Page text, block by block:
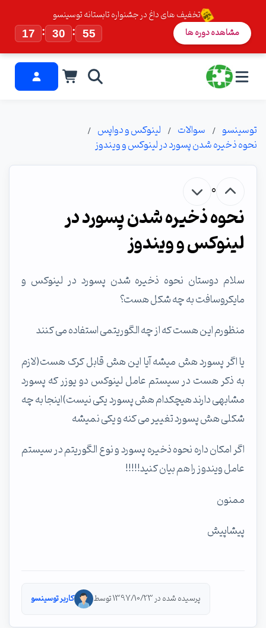
تخفیف های داغ در جشنواره تابستانه توسینسو
17
: 30 : 54 مشاهده دوره ها
توسینسو سوالات
لینوکس و دواپس
نحوه ذخیره شدن پسورد در لینوکس و ویندوز
0
نحوه ذخیره شدن پسورد در
لینوکس و ویندوز
سلام دوستان نحوه ذخیره شدن پسورد در لینوکس و
مایکروسافت به چه شکل هست؟
منظورم این هست که از چه الگوریتمی استفاده می کنند
یا اگر پسورد هش میشه آیا این هش قابل کرک هست(لازم
به ذکر هست در سیستم عامل لینوکس دو یوزر که پسورد
مشابهی دارند هیچکدام هش پسورد یکی نیست)اینجا به چه
شکلی هش پسورد تغییر می کنه و یکی نمیشه
اگر امکان داره نحوه ذخیره پسورد و نوع الگوریتم در سیستم
عامل ویندوز را هم بیان کنید!!!!!
ممنون
پیشاپیش
پرسیده شده در 1397/10/23 توسط کاربر توسینسو